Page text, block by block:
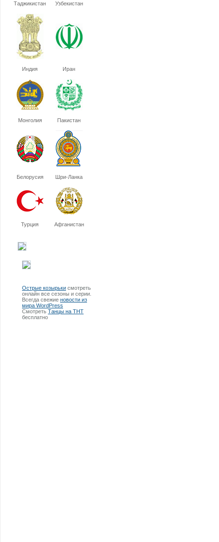
Таджикистан Узбекистан
Индия Иран
Монголия Пакистан
Белорусия Шри-Ланка
Турция Афганистан
Острые козырьки смотреть
онлайн все сезоны и серии.
Всегда свежие новости из
мира WordPress
Смотреть Танцы на ТНТ
бесплатно